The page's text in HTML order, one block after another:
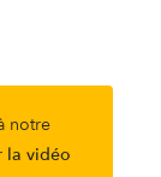
notre
la vidéo